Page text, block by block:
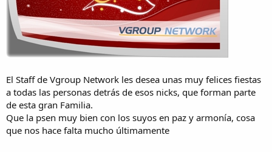
El Staff de Vgroup Network les desea unas muy felices fiestas
a todas las personas detrás de esos nicks, que forman parte
de esta gran Familia.
Que la psen muy bien con los suyos en paz y armonía, cosa
que nos hace falta mucho últimamente